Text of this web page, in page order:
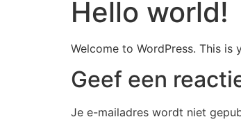
Hello world!
Welcome to WordPress. This
Geef een
Je e-mailadres wordt niet